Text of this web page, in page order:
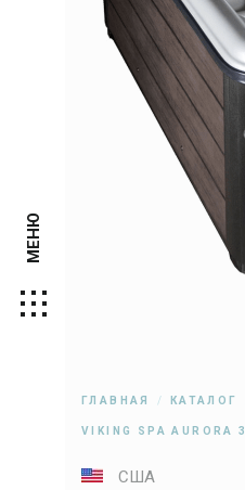
МЕНЮ
ГЛАВНАЯ КАТАЛОГ
VIKING SPA AURORA 3
США